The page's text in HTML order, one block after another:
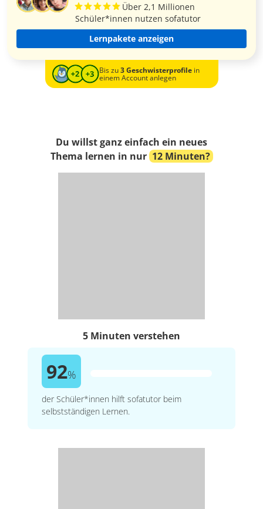
Über 2,1 Millionen
Schüler*innen nutzen sofatutor
Lernpakete anzeigen
Bis zu3 Geschwisterprofilein
einem Account anlegen
Du willst ganz einfach ein neues
Thema lernen in nur 12 Minuten?
5 Minuten verstehen
92%
der Schüler*innen hilft sofatutor beim
selbstständigen Lernen.